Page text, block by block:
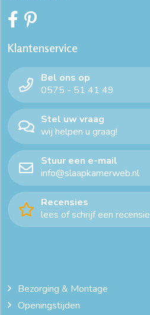
Klantenservice
Bel ons op
0575 - 51 41 49
Stel uw vraag
wij helpen u graag!
Stuur een e-mail
info@slaapkamerweb.nl
Recensies
lees of schrijf een recensie
Bezorging & Montage
Openingstijden